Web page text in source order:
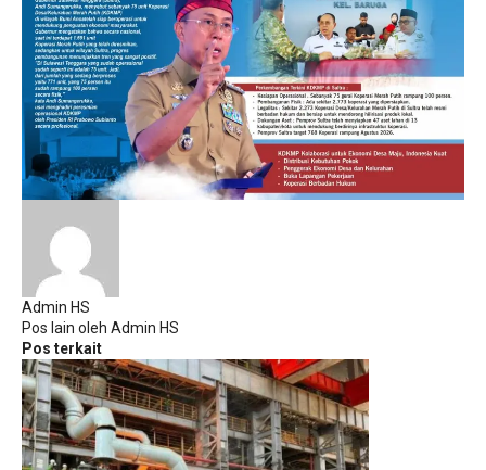
Admin HS
Pos lain oleh Admin HS
Pos terkait